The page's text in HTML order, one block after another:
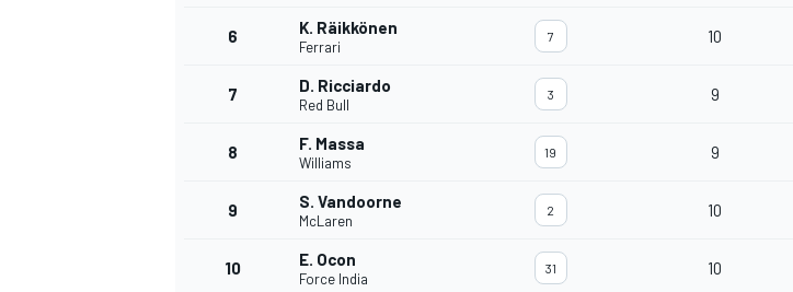
6 K. Räikkönen
Ferrari
7 10
7 D. Ricciardo
Red Bull
3 9
8 F. Massa
Williams
19 9
9 S. Vandoorne
McLaren
2 10
10 E. Ocon
Force India
31 10